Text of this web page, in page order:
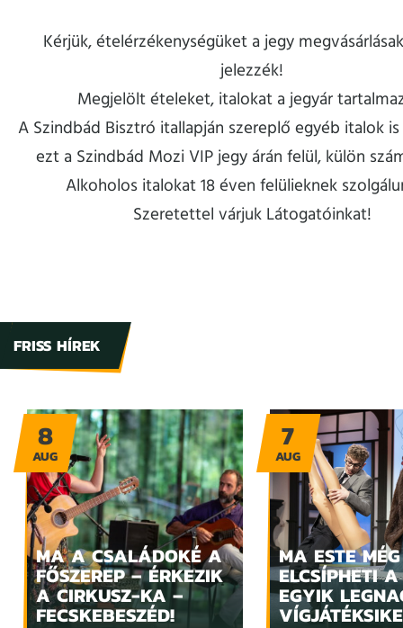
Kérjük, ételérzékenységüket a jegy
jelezzék!
Megjelölt ételeket, italokat a jegyár
A Szindbád Bisztró itallapján szereplő egyéb italok
ezt a Szindbád Mozi VIP jegy árán felül, külön
Alkoholos italokat 18 éven felülieknek
Szeretettel várjuk Látogatóinkat!
FRISS HÍREK
MA A CSALÁDOKÉ A
FŐSZEREP – ÉRKEZIK
A CIRKUSZ-KA –
FECSKEBESZÉD!
8
AUG
MA ESTE MÉG
ELCSÍPHETI
EGYIK
7
AUG